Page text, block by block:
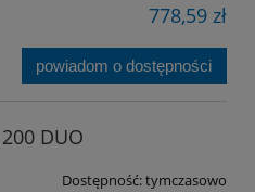
778,59 zł
powiadom o dostępności
DUO
Dostępność:tymczasowo